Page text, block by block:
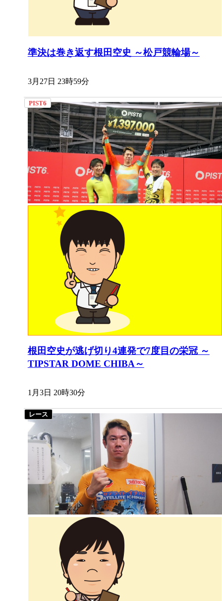
準決は巻き返す根田空史 ～松戸競輪場～
3月27日 23時59分
根田空史が逃げ切り4連発で7度目の栄冠 ～
TIPSTAR DOME CHIBA～
1月3日 20時30分